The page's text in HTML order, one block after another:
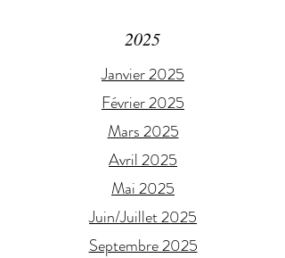
2025
Janvier 2025
Février 2025
Mars 2025
Avril 2025
Mai 2025
Juin/Juillet 2025
Septembre 2025